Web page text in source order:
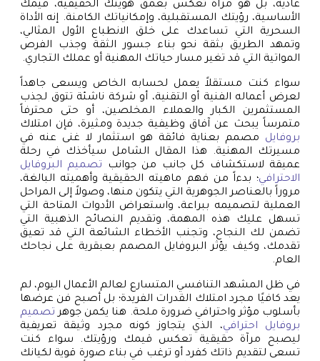
عادية، بل هو مرآة تعكس بعمق هويتك الحقيقية، قيمك
الأساسية، رؤيتك المستقبلية، وإمكانياتك الكامنة. إنه الأداة
السحرية التي تساعدك على خلق الانطباع الأول المثالي،
وتمهد الطريق بثقة نحو بناء جسور الثقة وجذب الفرص
المواتية التي قد تغير مسار حياتك المهنية أو عملك التجاري.
سواء كنت مستقلاً يعمل لحسابه الخاص ويسعى جاهداً
لعرض أعماله الفنية أو التقنية، أو شركة ناشئة تتوق لجذب
المستثمرين الكبار والعملاء المخلصين، أو حتى محترفاً
متمرساً يبحث عن آفاق وظيفية جديدة ومثيرة، فإن امتلاك
بروفايل مصمم بعناية فائقة هو استثمار لا غنى عنه في
مسيرتك المهنية. هذا المقال الشامل سيأخذك في رحلة
عميقة لاستكشاف كل جانب من جوانب تصميم البروفايل
الاحترافي؛ بدءاً من فهم ماهيته الحقيقية وأهميته البالغة،
مروراً بالعناصر الجوهرية التي يتكون منها، وصولاً إلى المراحل
العملية لتصميمه ببراعة، واستعراض الأدوات المتاحة التي
تسهل عليك هذه المهمة، وتقديم النصائح الذهبية التي
تضمن لك النجاح، وتجنب الأخطاء الشائعة التي قد تعيق
تقدمك، وكيف يؤثر البروفايل المصمم بعبقرية على نجاحك
العام.
في ظل المشهد التنافسي المتسارع لعالم الأعمال اليوم، لم
يعد كافيًا مجرد امتلاك القدرات الفريدة؛ بل أصبح فن عرضها
بأسلوب مؤثر واحترافي ضرورة ملحة. هنا يكمن جوهر تصميم
بروفايل احترافي، الذي يتجاوز كونه مجرد وثيقة تعريفية
ليصبح مرآة حقيقية تعكس قيمك ورؤيتك. سواء كنت
تسعى لتقديم ذاتك كفرد أو ترغب في بناء صورة قوية لكيانك